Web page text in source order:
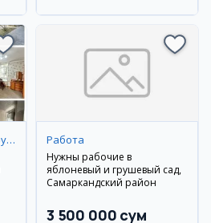
Земельные участки за рубежом Работа
Нужны рабочие в
яблоневый и грушевый сад,
Самаркандский район
3 500 000 сум